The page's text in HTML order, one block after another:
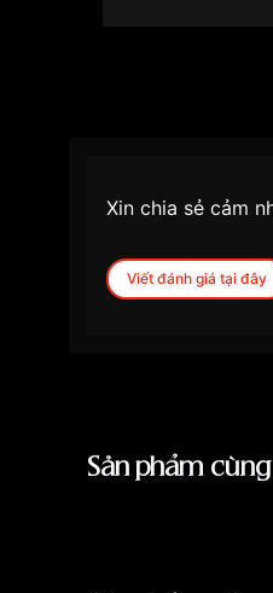
Xin chia sẻ cảm
Viết đánh giá tại đây
Sản phẩm